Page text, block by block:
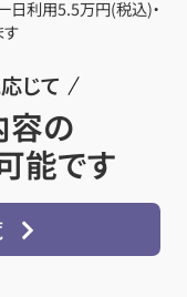
日利用5.5万円(税込)・
じて
容の
能です